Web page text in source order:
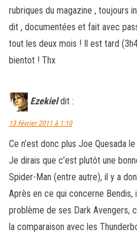
rubriques du magazine , toujours
dit , documentées et fait avec
tout les deux mois ! Il est tard
bientot ! Thx
Ezekiel dit :
13 février 2011 à 1:10
Ce n’est donc plus Joe Quesada
Je dirais que c’est plutôt une
Spider-Man (entre autre), il y a
Après en ce qui concerne Bendis,
problème de ses Dark Avengers,
la comparaison avec les